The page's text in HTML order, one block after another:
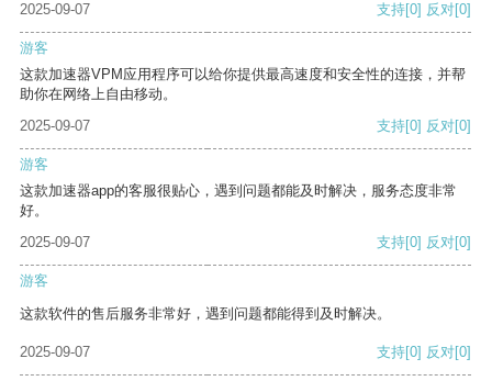
2025-09-07 支持[0] 反对[0]
游客
这款加速器VPM应用程序可以给你提供最高速度和安全性的连接，并帮
助你在网络上自由移动。
2025-09-07
支持[0] 反对[0]
游客
这款加速器app的客服很贴心，遇到问题都能及时解决，服务态度非常
好。
2025-09-07
支持[0] 反对[0]
游客
这款软件的售后服务非常好，遇到问题都能得到及时解决。
2025-09-07 支持[0] 反对[0]